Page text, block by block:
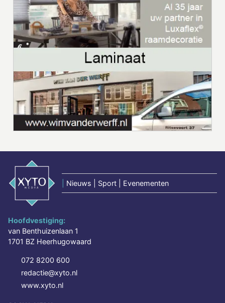
Nieuws | Sport | Evenementen
Hoofdvestiging:
van Benthuizenlaan 1
1701 BZ Heerhugowaard
072 8200 600
redactie@xyto.nl
www.xyto.nl